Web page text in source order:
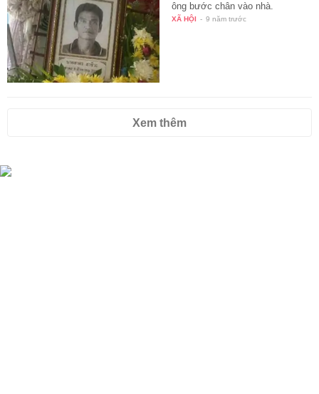
ông bước chân vào nhà.
XÃ HỘI - 9 năm trước
Xem thêm